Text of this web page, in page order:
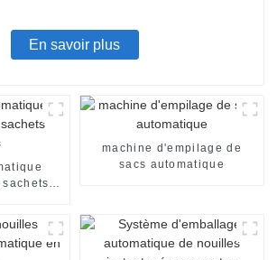
En savoir plus
machine d'empilage de
sacs automatique